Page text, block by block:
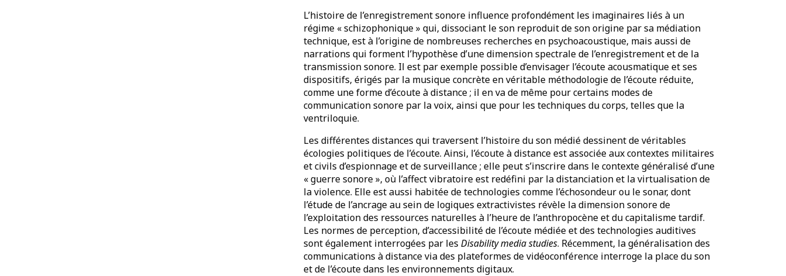
L’histoire de l’enregistrement sonore influence profondément les imaginaires liés à un
régime « schizophonique » qui, dissociant le son reproduit de son origine par sa médiation
technique, est à l’origine de nombreuses recherches en psychoacoustique, mais aussi de
narrations qui forment l’hypothèse d’une dimension spectrale de l’enregistrement et de la
transmission sonore. Il est par exemple possible d’envisager l’écoute acousmatique et ses
dispositifs, érigés par la musique concrète en véritable méthodologie de l’écoute réduite,
comme une forme d’écoute à distance ; il en va de même pour certains modes de
communication sonore par la voix, ainsi que pour les techniques du corps, telles que la
ventriloquie.
Les différentes distances qui traversent l’histoire du son médié dessinent de véritables
écologies politiques de l’écoute. Ainsi, l’écoute à distance est associée aux contextes militaires
et civils d’espionnage et de surveillance ; elle peut s’inscrire dans le contexte généralisé d’une
« guerre sonore », où l’affect vibratoire est redéfini par la distanciation et la virtualisation de
la violence. Elle est aussi habitée de technologies comme l’échosondeur ou le sonar, dont
l’étude de l’ancrage au sein de logiques extractivistes révèle la dimension sonore de
l’exploitation des ressources naturelles à l’heure de l’anthropocène et du capitalisme tardif.
Les normes de perception, d’accessibilité de l’écoute médiée et des technologies auditives
sont également interrogées par les Disability media studies. Récemment, la généralisation des
communications à distance via des plateformes de vidéoconférence interroge la place du son
et de l’écoute dans les environnements digitaux.